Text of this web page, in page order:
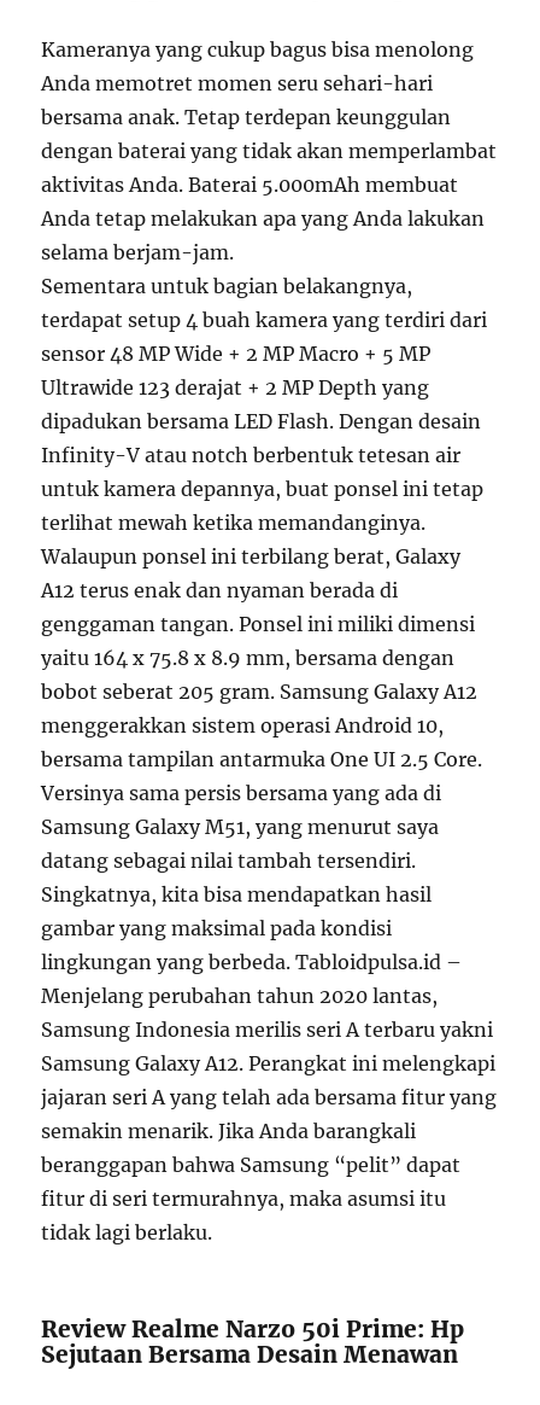
Kameranya yang cukup bagus bisa menolong
Anda memotret momen seru sehari-hari
bersama anak. Tetap terdepan keunggulan
dengan baterai yang tidak akan memperlambat
aktivitas Anda. Baterai 5.000mAh membuat
Anda tetap melakukan apa yang Anda lakukan
selama berjam-jam.
Sementara untuk bagian belakangnya,
terdapat setup 4 buah kamera yang terdiri dari
sensor 48 MP Wide + 2 MP Macro + 5 MP
Ultrawide 123 derajat + 2 MP Depth yang
dipadukan bersama LED Flash. Dengan desain
Infinity-V atau notch berbentuk tetesan air
untuk kamera depannya, buat ponsel ini tetap
terlihat mewah ketika memandanginya.
Walaupun ponsel ini terbilang berat, Galaxy
A12 terus enak dan nyaman berada di
genggaman tangan. Ponsel ini miliki dimensi
yaitu 164 x 75.8 x 8.9 mm, bersama dengan
bobot seberat 205 gram. Samsung Galaxy A12
menggerakkan sistem operasi Android 10,
bersama tampilan antarmuka One UI 2.5 Core.
Versinya sama persis bersama yang ada di
Samsung Galaxy M51, yang menurut saya
datang sebagai nilai tambah tersendiri.
Singkatnya, kita bisa mendapatkan hasil
gambar yang maksimal pada kondisi
lingkungan yang berbeda. Tabloidpulsa.id –
Menjelang perubahan tahun 2020 lantas,
Samsung Indonesia merilis seri A terbaru yakni
Samsung Galaxy A12. Perangkat ini melengkapi
jajaran seri A yang telah ada bersama fitur yang
semakin menarik. Jika Anda barangkali
beranggapan bahwa Samsung “pelit” dapat
fitur di seri termurahnya, maka asumsi itu
tidak lagi berlaku.
Review Realme Narzo 50i Prime: Hp
Sejutaan Bersama Desain Menawan